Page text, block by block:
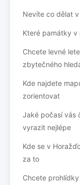
Nevíte co dělat
Které památky v
Chcete levné
zbytečného
Kde najdete
zorientovat
Jaké počasí vás
vyrazit nejlépe
Kde se v
za to
Chcete